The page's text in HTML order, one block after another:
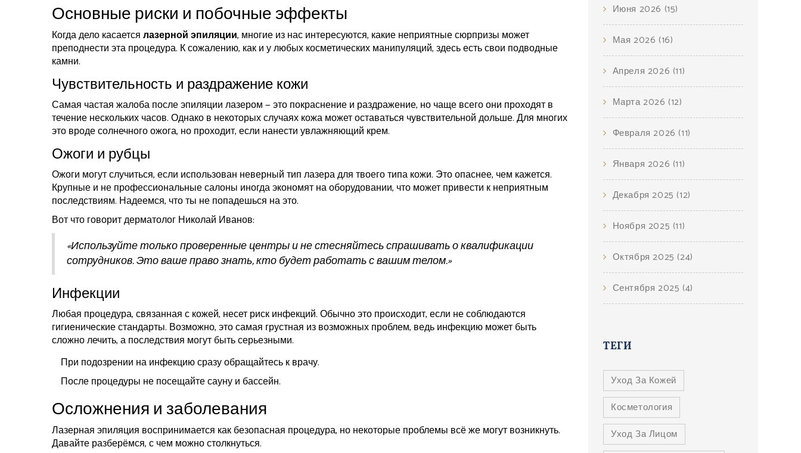
Основные риски и побочные эффекты
Когда дело касаетсялазерной эпиляции, многие из нас интересуются, какие неприятные сюрпризы может
преподнести эта процедура. К сожалению, как и у любых косметических манипуляций, здесь есть свои подводные
камни.
Чувствительность и раздражение кожи
Самая частая жалоба после эпиляции лазером — это покраснение и раздражение, но чаще всего они проходят в
течение нескольких часов. Однако в некоторых случаях кожа может оставаться чувствительной дольше. Для многих
это вроде солнечного ожога, но проходит, если нанести увлажняющий крем.
Ожоги и рубцы
Ожоги могут случиться, если использован неверный тип лазера для твоего типа кожи. Это опаснее, чем кажется.
Крупные и не профессиональные салоны иногда экономят на оборудовании, что может привести к неприятным
последствиям. Надеемся, что ты не попадешься на это.
Вот что говорит дерматолог Николай Иванов:
«Используйте только проверенные центры и не стесняйтесь спрашивать о квалификации
сотрудников. Это ваше право знать, кто будет работать с вашим телом.»
Инфекции
Любая процедура, связанная с кожей, несет риск инфекций. Обычно это происходит, если не соблюдаются
гигиенические стандарты. Возможно, это самая грустная из возможных проблем, ведь инфекцию может быть
сложно лечить, а последствия могут быть серьезными.
При подозрении на инфекцию сразу обращайтесь к врачу.
После процедуры не посещайте сауну и бассейн.
Осложнения и заболевания
Лазерная эпиляция воспринимается как безопасная процедура, но некоторые проблемы всё же могут возникнуть.
Давайте разберёмся, с чем можно столкнуться.
Июня 2026 (15)
Мая 2026 (16)
Апреля 2026 (11)
Марта 2026 (12)
Февраля 2026 (11)
Января 2026 (11)
Декабря 2025 (12)
Ноября 2025 (11)
Октября 2025 (24)
Сентября 2025 (4)
ТЕГИ
Уход За Кожей
Косметология
Уход За Лицом